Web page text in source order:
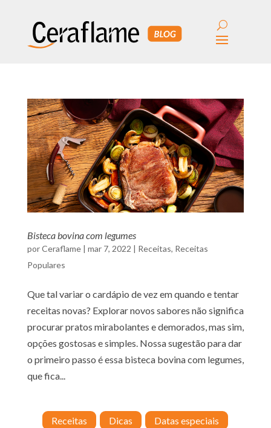
Bisteca bovina com legumes
porCeraflame| mar 7, 2022 | Receitas, Receitas
Populares
Que tal variar o cardápio de vez em quando e tentar
receitas novas? Explorar novos sabores não significa
procurar pratos mirabolantes e demorados, mas sim,
opções gostosas e simples. Nossa sugestão para dar
o primeiro passo é essa bisteca bovina com legumes,
que fica...
Receitas Dicas
Datas especiais